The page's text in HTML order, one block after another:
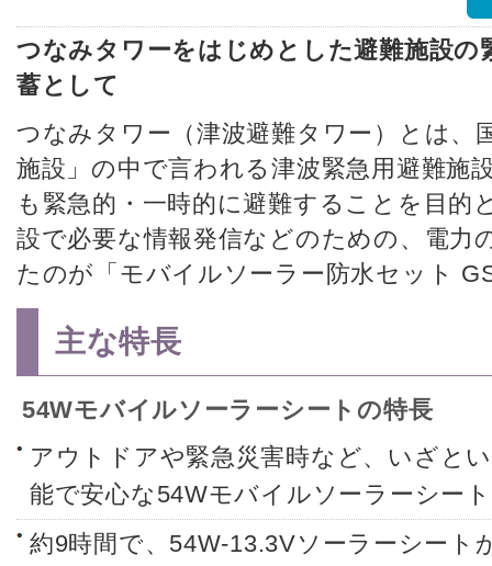
つなみタワーをはじめとした避難施設
蓄として
つなみタワー（津波避難タワー）とは、
施設」の中で言われる津波緊急用避難施
も緊急的・一時的に避難することを目的
設で必要な情報発信などのための、電力
たのが「モバイルソーラー防水セット
主な特長
54Wモバイルソーラーシートの特長
アウトドアや緊急災害時など、いざと
能で安心な54Wモバイルソーラーシー
約9時間で、54W-13.3Vソーラーシート